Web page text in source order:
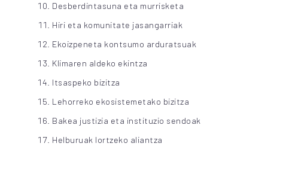
Desberdintasuna eta murrisketa
Hiri eta komunitate jasangarriak
Ekoizpeneta kontsumo arduratsuak
Klimaren aldeko ekintza
Itsaspeko bizitza
Lehorreko ekosistemetako bizitza
Bakea justizia eta instituzio sendoak
Helburuak lortzeko aliantza